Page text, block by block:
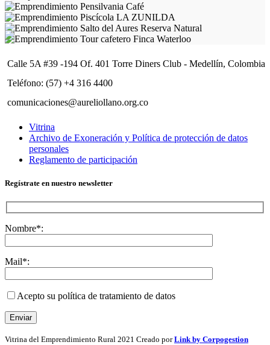
Calle 5A #39 -194 Of. 401 Torre Diners Club - Medellín, Colombia
Teléfono: (57) +4 316 4400
comunicaciones@aureliollano.org.co
Vitrina
Archivo de Exoneración y Política de protección de datos
personales
Reglamento de participación
Regístrate en nuestro newsletter
Nombre*:
Mail*:
Acepto su política de tratamiento de datos
Vitrina del Emprendimiento Rural 2021 Creado porLink by Corpogestion